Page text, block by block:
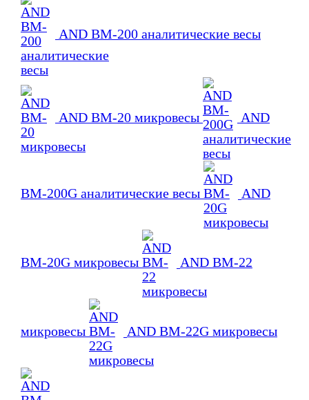
AND BM-200 аналитические весы
AND BM-20 микровесы AND
BM-200G аналитические весы AND
BM-20G микровесы AND BM-22
микровесы AND BM-22G микровесы